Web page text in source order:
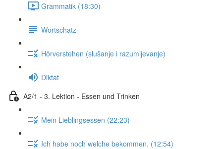
Grammatik (18:30)
Wortschatz
Hörverstehen (slušanje i razumijevanje)
Diktat
A2/1 - 3. Lektion - Essen und Trinken
Mein Lieblingsessen (22:23)
Ich habe noch welche bekommen. (12:54)